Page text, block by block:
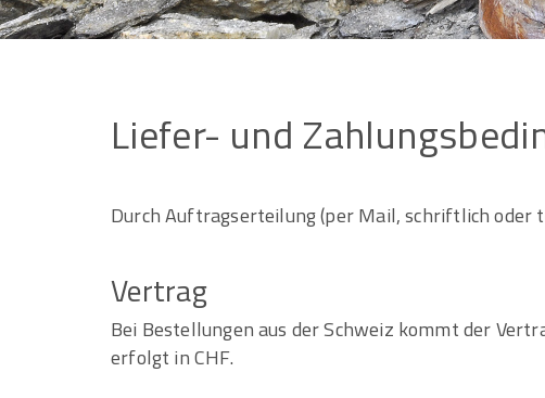
Liefer- und
Durch Auftragserteilung (per Mail, schriftlich oder
Vertrag
Bei Bestellungen aus der Schweiz kommt der
erfolgt in CHF.